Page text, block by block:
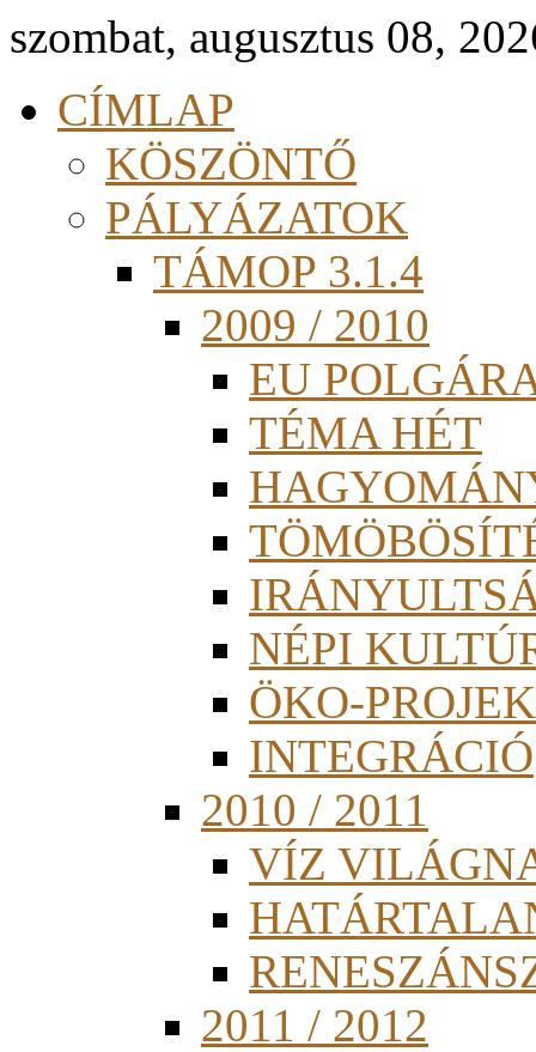
szombat, augusztus 08,
CÍMLAP
KÖSZÖNTŐ
PÁLYÁZATOK
TÁMOP 3.1.4
2009 / 2010
EU
TÉMA HÉT
NÉPI
ÖKO-
INTEGRÁCIÓ
2010 / 2011
VÍZ
2011 / 2012